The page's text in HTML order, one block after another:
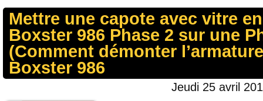
Mettre une capote avec vitre
Boxster 986 Phase 2 sur une
(Comment démonter
Boxster 986
Jeudi 25 avril